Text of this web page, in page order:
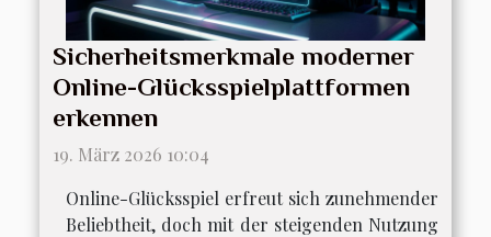
Sicherheitsmerkmale moderner
Online-Glücksspielplattformen
erkennen
19. März 2026 10:04
Online-Glücksspiel erfreut sich zunehmender
Beliebtheit, doch mit der steigenden Nutzung